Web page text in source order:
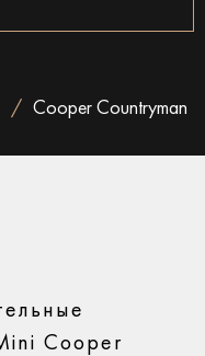
Cooper Countryman
Cooper